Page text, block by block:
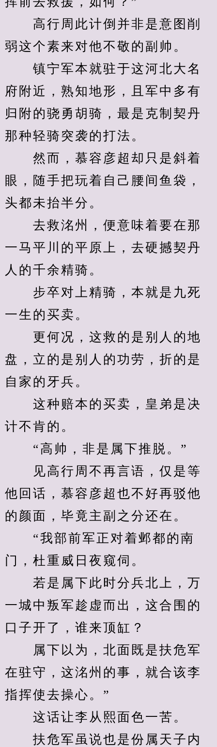
高行周此计倒并非是意图削
弱这个素来对他不敬的副帅。
镇宁军本就驻于这河北大名
府附近，熟知地形，且军中多有
归附的骁勇胡骑，最是克制契丹
那种轻骑突袭的打法。
然而，慕容彦超却只是斜着
眼，随手把玩着自己腰间鱼袋，
头都未抬半分。
去救洺州，便意味着要在那
一马平川的平原上，去硬撼契丹
人的千余精骑。
步卒对上精骑，本就是九死
一生的买卖。
更何况，这救的是别人的地
盘，立的是别人的功劳，折的是
自家的牙兵。
这种赔本的买卖，皇弟是决
计不肯的。
“高帅，非是属下推脱。”
见高行周不再言语，仅是等
他回话，慕容彦超也不好再驳他
的颜面，毕竟主副之分还在。
“我部前军正对着邺都的南
门，杜重威日夜窥伺。
若是属下此时分兵北上，万
一城中叛军趁虚而出，这合围的
口子开了，谁来顶缸？
属下以为，北面既是扶危军
在驻守，这洺州的事，就合该李
指挥使去操心。”
这话让李从熙面色一苦。
扶危军虽说也是份属天子内